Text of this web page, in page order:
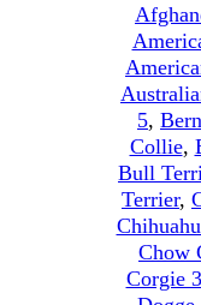
5,
Collie,
Bull
Terrier,
Chow
Corgie 3